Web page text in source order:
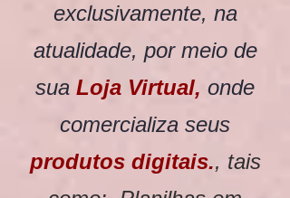
exclusivamente, na
atualidade, por meio de
sua Loja Virtual, onde
comercializa seus
produtos digitais., tais